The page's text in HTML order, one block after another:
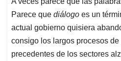
s
A
p
p
b
o
o
k
e
d
I
n
l
a
d
s
Parece que diálogo es un
actual gobierno quisiera
consigo los largos procesos
precedentes de los sectores